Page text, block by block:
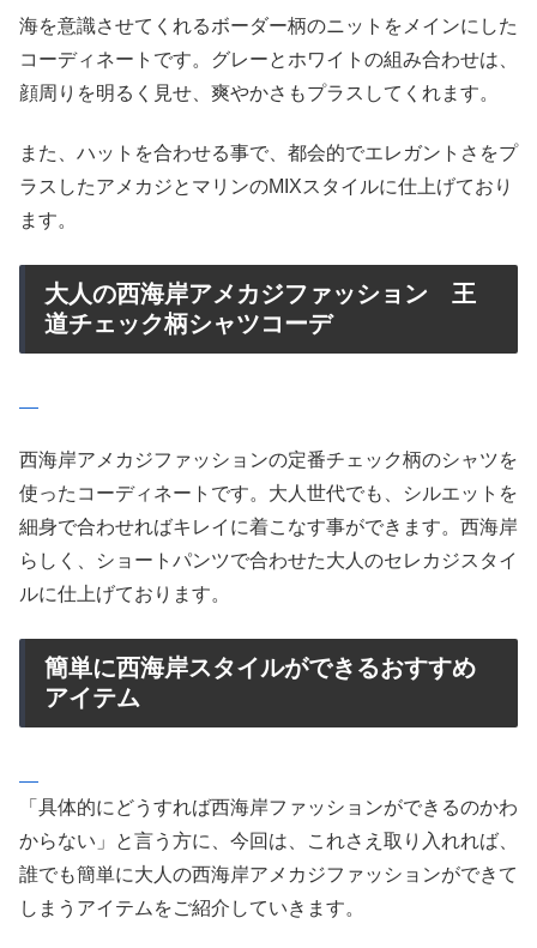
海を意識させてくれるボーダー柄のニットをメインにした
コーディネートです。グレーとホワイトの組み合わせは、
顔周りを明るく見せ、爽やかさもプラスしてくれます。
また、ハットを合わせる事で、都会的でエレガントさをプ
ラスしたアメカジとマリンのMIXスタイルに仕上げており
ます。
大人の西海岸アメカジファッション 王
道チェック柄シャツコーデ
西海岸アメカジファッションの定番チェック柄のシャツを
使ったコーディネートです。大人世代でも、シルエットを
細身で合わせればキレイに着こなす事ができます。西海岸
らしく、ショートパンツで合わせた大人のセレカジスタイ
ルに仕上げております。
簡単に西海岸スタイルができるおすすめ
アイテム
「具体的にどうすれば西海岸ファッションができるのかわ
からない」と言う方に、今回は、これさえ取り入れれば、
誰でも簡単に大人の西海岸アメカジファッションができて
しまうアイテムをご紹介していきます。